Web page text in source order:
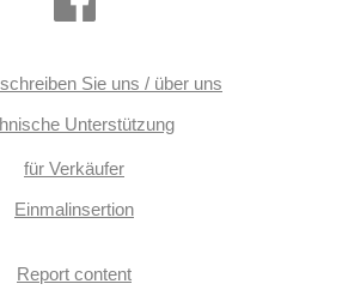
Rücksitzbank, hlasové
Standheizung, 360°
(ESP),
bremsen , 6x Airbag, Antrieb 4x4,
'EURO VI', Autokühlschrank, ABS
Sie uns / über uns
Unterstützung
für Verkäufer
Einmalinsertion
Report content